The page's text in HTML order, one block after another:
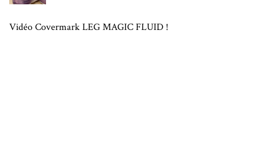
Vidéo Covermark LEG MAGIC FLUID !